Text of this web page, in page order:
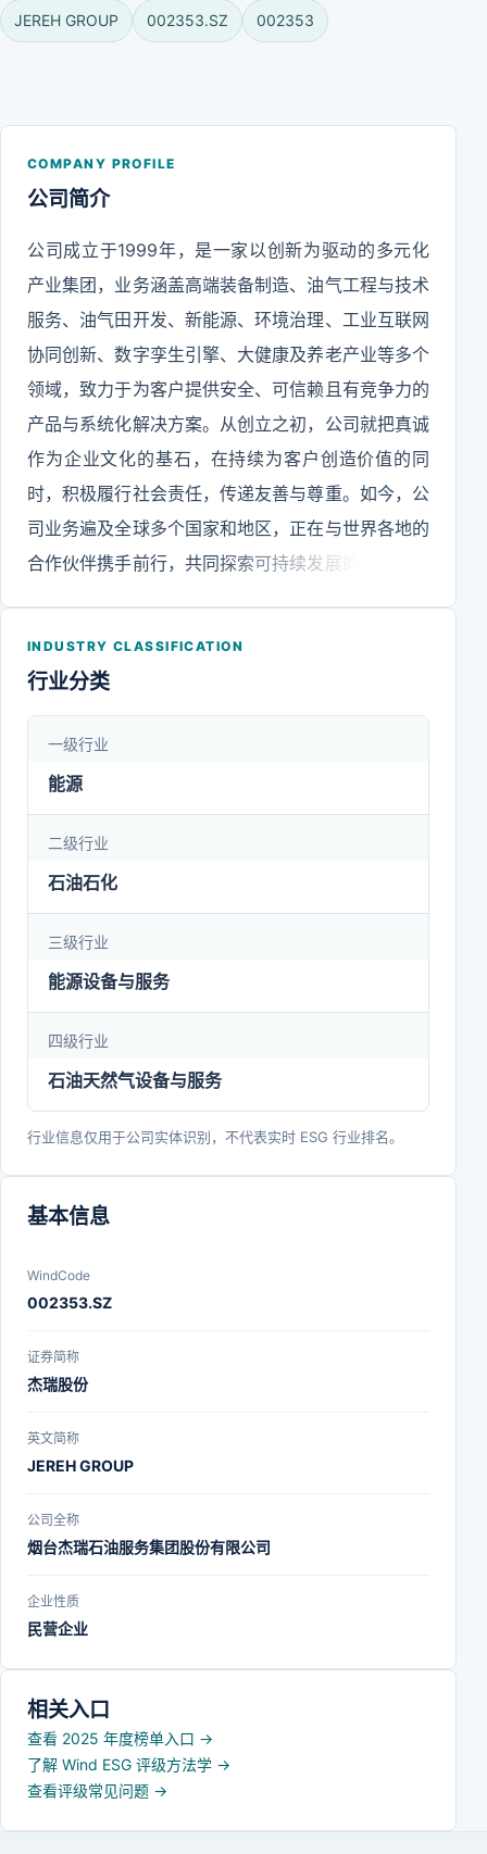
JEREH GROUP 002353.SZ 002353
COMPANY PROFILE
公司简介
公司成立于1999年，是一家以创新为驱动的多元化
产业集团，业务涵盖高端装备制造、油气工程与技术
服务、油气田开发、新能源、环境治理、工业互联网
协同创新、数字孪生引擎、大健康及养老产业等多个
领域，致力于为客户提供安全、可信赖且有竞争力的
产品与系统化解决方案。从创立之初，公司就把真诚
作为企业文化的基石，在持续为客户创造价值的同
时，积极履行社会责任，传递友善与尊重。如今，公
司业务遍及全球多个国家和地区，正在与世界各地的
合作伙伴携手前行，共同探索可持续发展的新路径，
业。集团在多个省市设有子公司和研发中心，构建了
打造了包括企业技术中心、工业设计中心在内的十余
个国家级和省部级科研平台。同时，旗下多家企业被
强的综合创新能力和行业影响力。在技术研发方面，
公司承担了多项国家及地方科研项目，取得了一系列
具有领先水平的技术成果。部分关键技术已在行业内
广泛应用，推动相关产业升级。公司始终坚持技术创
新与产业融合并进，不断探索高质量发展新模式，立
志成为全球领先的科技驱动型产业集团。
INDUSTRY CLASSIFICATION
行业分类
一级行业
能源
二级行业
石油石化
三级行业
能源设备与服务
四级行业
石油天然气设备与服务
行业信息仅用于公司实体识别，不代表实时 ESG 行业排名。
基本信息
WindCode
002353.SZ
证券简称
杰瑞股份
英文简称
JEREH GROUP
公司全称
烟台杰瑞石油服务集团股份有限公司
企业性质
民营企业
相关入口
查看 2025 年度榜单入口 →
了解 Wind ESG 评级方法学 →
查看评级常见问题 →